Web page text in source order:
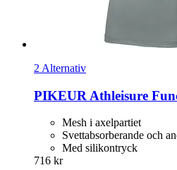
2 Alternativ
PIKEUR Athleisure
Mesh i axelpartiet
Svettabsorberande och
Med silikontryck
716 kr